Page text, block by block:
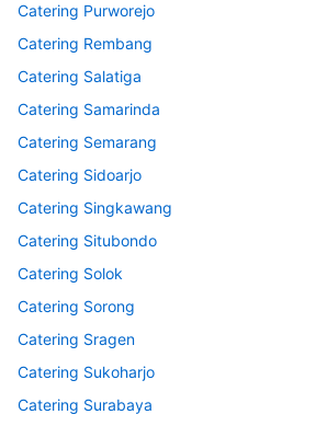
Catering Purworejo
Catering Rembang
Catering Salatiga
Catering Samarinda
Catering Semarang
Catering Sidoarjo
Catering Singkawang
Catering Situbondo
Catering Solok
Catering Sorong
Catering Sragen
Catering Sukoharjo
Catering Surabaya